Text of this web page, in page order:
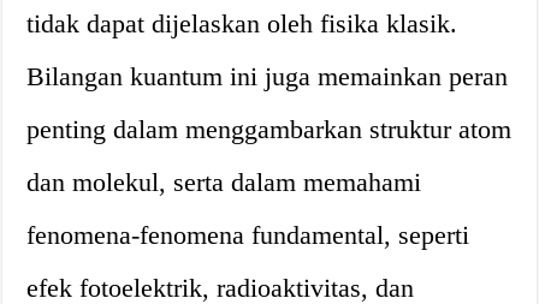
tidak dapat dijelaskan oleh fisika klasik.
Bilangan kuantum ini juga memainkan peran
penting dalam menggambarkan struktur atom
dan molekul, serta dalam memahami
fenomena-fenomena fundamental, seperti
efek fotoelektrik, radioaktivitas, dan